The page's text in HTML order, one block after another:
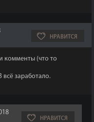
НРАВИТСЯ
комменты (что то
заработало.
НРАВИТСЯ